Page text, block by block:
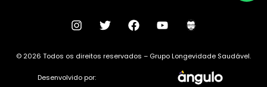
© 2026 Todos os direitos reservados – Grupo Longevidade Saudável.
Desenvolvido por: